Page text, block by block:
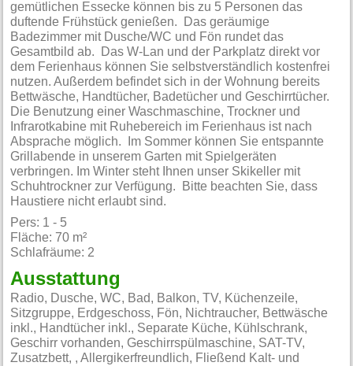
gemütlichen Essecke können bis zu 5 Personen das
duftende Frühstück genießen. Das geräumige
Badezimmer mit Dusche/WC und Fön rundet das
Gesamtbild ab. Das W-Lan und der Parkplatz direkt vor
dem Ferienhaus können Sie selbstverständlich kostenfrei
nutzen. Außerdem befindet sich in der Wohnung bereits
Bettwäsche, Handtücher, Badetücher und Geschirrtücher.
Die Benutzung einer Waschmaschine, Trockner und
Infrarotkabine mit Ruhebereich im Ferienhaus ist nach
Absprache möglich. Im Sommer können Sie entspannte
Grillabende in unserem Garten mit Spielgeräten
verbringen. Im Winter steht Ihnen unser Skikeller mit
Schuhtrockner zur Verfügung. Bitte beachten Sie, dass
Haustiere nicht erlaubt sind.
Pers: 1 - 5
Fläche: 70 m²
Schlafräume: 2
Ausstattung
Radio, Dusche, WC, Bad, Balkon, TV, Küchenzeile,
Sitzgruppe, Erdgeschoss, Fön, Nichtraucher, Bettwäsche
inkl., Handtücher inkl., Separate Küche, Kühlschrank,
Geschirr vorhanden, Geschirrspülmaschine, SAT-TV,
Zusatzbett, , Allergikerfreundlich, Fließend Kalt- und